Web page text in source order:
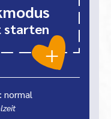
starten
normal